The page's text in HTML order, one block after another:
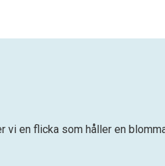
en flicka som håller en